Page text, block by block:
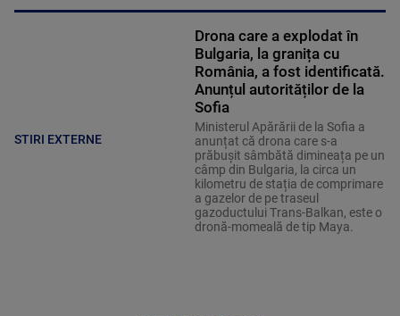
STIRI EXTERNE
Drona care a explodat în
Bulgaria, la granița cu
România, a fost identificată.
Anunțul autorităților de la
Sofia
Ministerul Apărării de la Sofia a
anunțat că drona care s-a
prăbușit sâmbătă dimineața pe un
câmp din Bulgaria, la circa un
kilometru de stația de comprimare
a gazelor de pe traseul
gazoductului Trans-Balkan, este o
dronă-momeală de tip Maya.